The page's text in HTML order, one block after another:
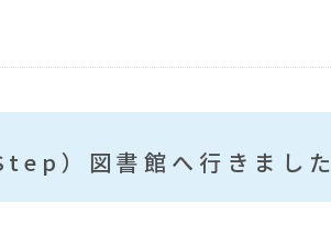
）図書館へ行きました